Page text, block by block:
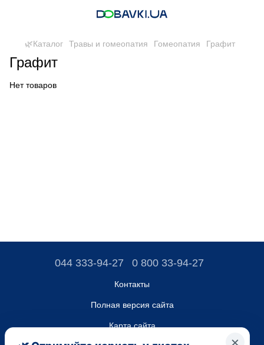
🌿Каталог Травы и гомеопатия Гомеопатия Графит
Графит
Нет товаров
044 333-94-27 0 800 33-94-27
Контакты
Полная версия сайта
Карта сайта